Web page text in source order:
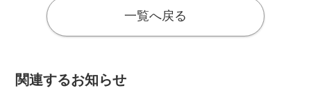
一覧へ戻る
関連するお知らせ